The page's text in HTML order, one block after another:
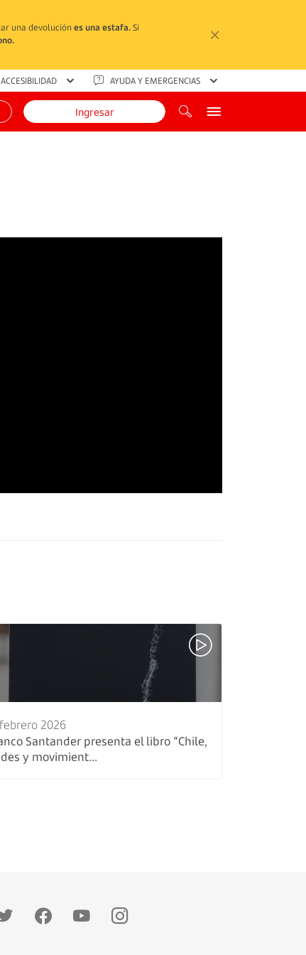
una devoluciónes una estafa.Si
ACCESIBILIDAD AYUDA Y EMERGENCIAS
Ingresar
2026
Santander presenta el libro “Chile,
y movimient...